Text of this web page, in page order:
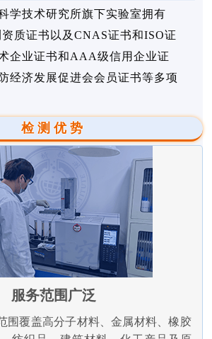
学技术研究所旗下实验室拥有
质证书以及CNAS证书和ISO证
企业证书和AAA级信用企业证
经济发展促进会会员证书等多项
检测优势
服务范围广泛
围覆盖高分子材料、金属材料、橡胶